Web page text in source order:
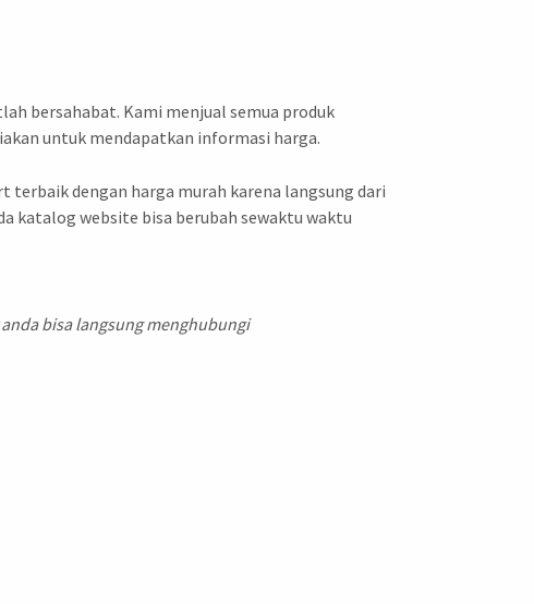
bersahabat. Kami menjual semua produk
untuk mendapatkan informasi harga.
dengan harga murah karena langsung dari
katalog website bisa berubah sewaktu waktu
bisa langsung menghubungi